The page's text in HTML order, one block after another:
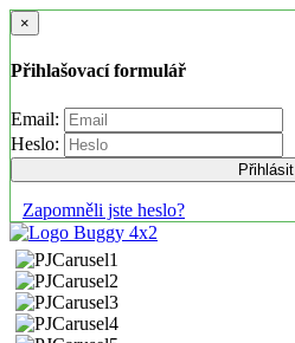
×
Přihlašovací formulář
Email:
Heslo:
Přihlásit
Zapomněli jste heslo?